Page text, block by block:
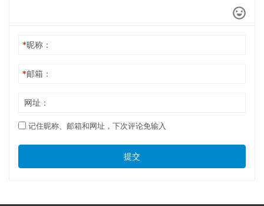
*昵称：
*邮箱：
网址：
记住昵称、邮箱和网址，下次评论免输入
提交